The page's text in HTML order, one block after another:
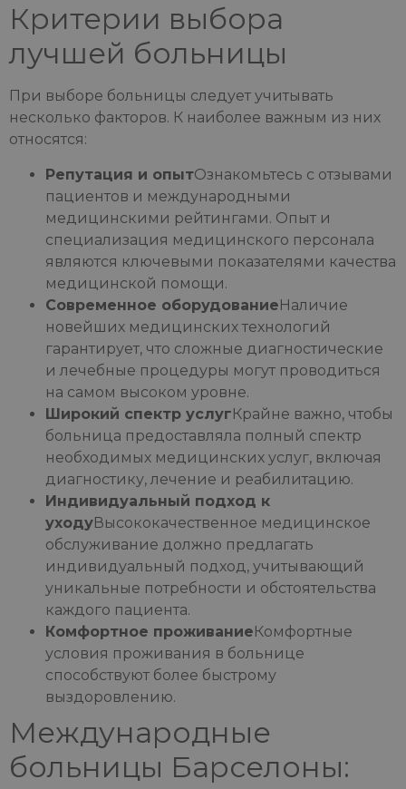
Критерии выбора
лучшей больницы
При выборе больницы следует учитывать
несколько факторов. К наиболее важным из них
относятся:
Репутация и опытОзнакомьтесь с отзывами
пациентов и международными
медицинскими рейтингами. Опыт и
специализация медицинского персонала
являются ключевыми показателями качества
медицинской помощи.
Современное оборудованиеНаличие
новейших медицинских технологий
гарантирует, что сложные диагностические
и лечебные процедуры могут проводиться
на самом высоком уровне.
Широкий спектр услугКрайне важно, чтобы
больница предоставляла полный спектр
необходимых медицинских услуг, включая
диагностику, лечение и реабилитацию.
Индивидуальный подход к
уходуВысококачественное медицинское
обслуживание должно предлагать
индивидуальный подход, учитывающий
уникальные потребности и обстоятельства
каждого пациента.
Комфортное проживаниеКомфортные
условия проживания в больнице
способствуют более быстрому
выздоровлению.
Международные
больницы Барселоны: